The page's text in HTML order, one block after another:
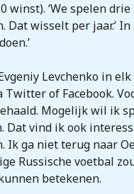
winst). ‘We spelen
wisselt per jaar.’
Levchenko in
of Facebook.
Mogelijk wil ik
vind ik ook
Ik ga niet terug naar
Russische voetbal
betekenen.